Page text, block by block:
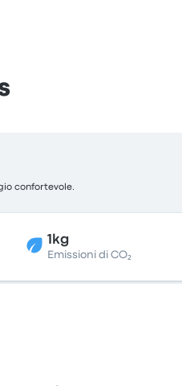
confortevole.
1kg
Emissioni di CO₂